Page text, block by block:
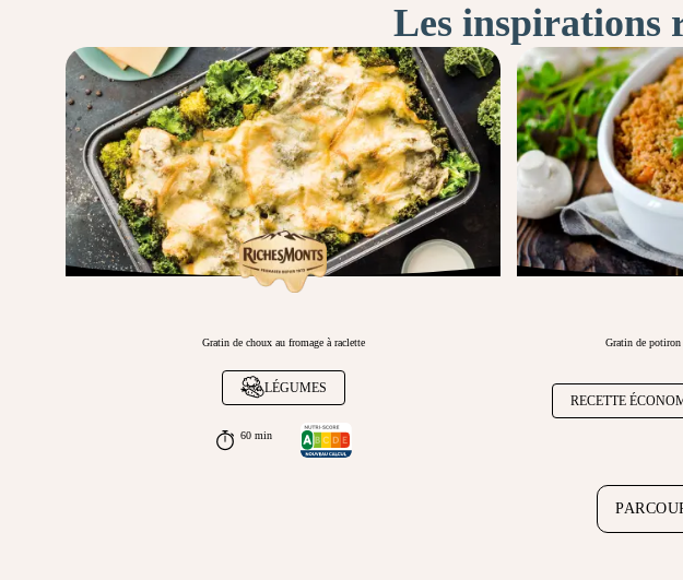
Les inspirations
Gratin de choux au fromage à raclette
LÉGUMES
60 min
Gratin de potiron
RECETTE